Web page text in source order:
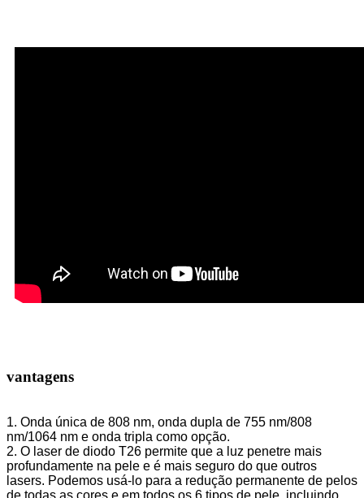
vantagens
1. Onda única de 808 nm, onda dupla de 755 nm/808
nm/1064 nm e onda tripla como opção.
2. O laser de diodo T26 permite que a luz penetre mais
profundamente na pele e é mais seguro do que outros
lasers. Podemos usá-lo para a redução permanente de pelos